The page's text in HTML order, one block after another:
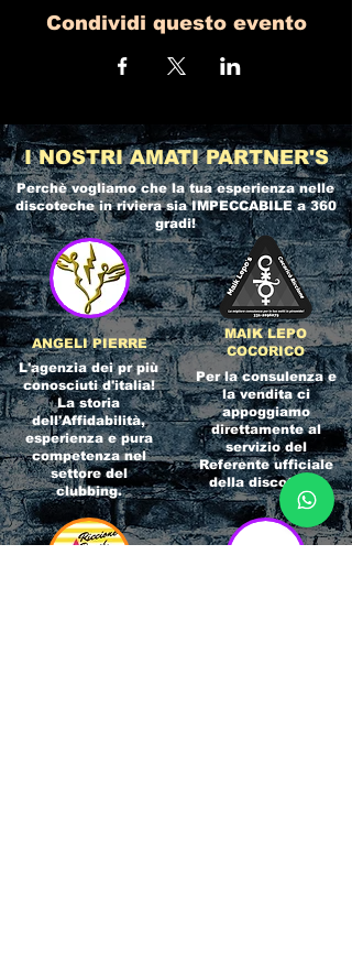
Condividi questo evento
I NOSTRI AMATI PARTNER'S
Perchè vogliamo che la tua esperienza nelle
discoteche in rivierasia IMPECCABILE a 360
gradi!
ANGELI PIERRE
L'agenzia dei pr più
conosciuti d'italia!
La storia
dell'Affidabilità,
esperienza e pura
competenza nel
settore del
clubbing.
MAIK LEPO
COCORICO
Per la consulenza e
la vendita ci
appoggiamo
direttamente al
servizio del
Referente ufficiale
della discoteca!